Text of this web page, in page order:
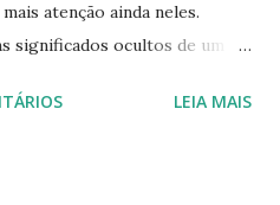
atenção ainda neles.
significados ocultos de um
O desenho era exibido
LEIA MAIS